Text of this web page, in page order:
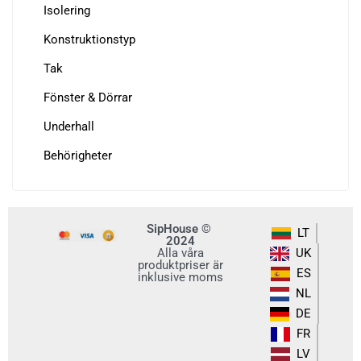
Isolering
Konstruktionstyp
Tak
Fönster & Dörrar
Underhall
Behörigheter
SipHouse ©
2024
Alla våra
produktpriser är
inklusive moms
LT
UK
ES
NL
DE
FR
LV